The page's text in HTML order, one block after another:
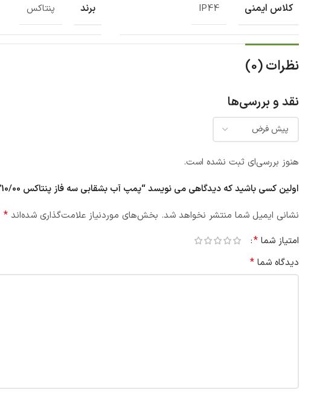
کلاس ایمنی IP44 برند پنتاکس
نظرات (0)
نقد و بررسی‌ها
هنوز بررسی‌ای ثبت نشده است.
اولین کسی باشید که دیدگاهی می نویسد “پمپ آب بشقابی سه فاز پنتاکس CMT210/00”
نشانی ایمیل شما منتشر نخواهد شد. بخش‌های موردنیاز علامت‌گذاری شده‌اند *
امتیاز شما *
دیدگاه شما *